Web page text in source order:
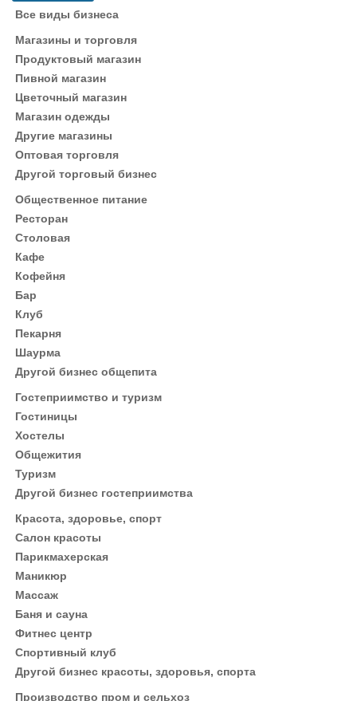
Все виды бизнеса
Магазины и торговля
Продуктовый магазин
Пивной магазин
Цветочный магазин
Магазин одежды
Другие магазины
Оптовая торговля
Другой торговый бизнес
Общественное питание
Ресторан
Столовая
Кафе
Кофейня
Бар
Клуб
Пекарня
Шаурма
Другой бизнес общепита
Гостеприимство и туризм
Гостиницы
Хостелы
Общежития
Туризм
Другой бизнес гостеприимства
Красота, здоровье, спорт
Салон красоты
Парикмахерская
Маникюр
Массаж
Баня и сауна
Фитнес центр
Спортивный клуб
Другой бизнес красоты, здоровья, спорта
Производство пром и сельхоз